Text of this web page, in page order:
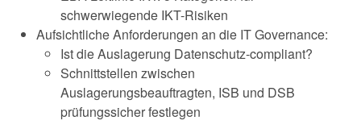
schwerwiegende IKT-Risiken
Aufsichtliche Anforderungen an die IT Governance:
Ist die Auslagerung Datenschutz-compliant?
Schnittstellen zwischen
Auslagerungsbeauftragten, ISB und DSB
prüfungssicher festlegen